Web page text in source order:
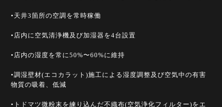
•天井3箇所の空調を常時稼働
•店内に空気清浄機及び加湿器を4台設置
•店内の湿度を常に50%〜60%に維持
•調湿壁材(エコカラット)施工による湿度調整及び空気中の有害
物質の吸着、低減
•トドマツ微粉末を練り込んだ不織布(空気浄化フィルター)をエ